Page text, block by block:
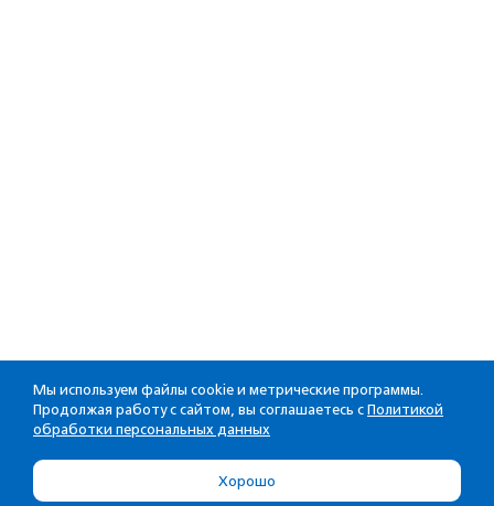
Мы используем файлы cookie и метрические программы.
Продолжая работу с сайтом, вы соглашаетесь с Политикой
обработки персональных данных
Хорошо